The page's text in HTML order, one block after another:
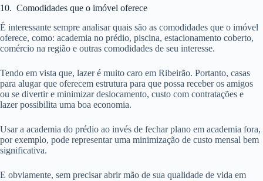
10. Comodidades que o imóvel oferece
É interessante sempre analisar quais são as comodidades que o imóvel
oferece, como: academia no prédio, piscina, estacionamento coberto,
comércio na região e outras comodidades de seu interesse.
Tendo em vista que, lazer é muito caro em Ribeirão. Portanto, casas
para alugar que oferecem estrutura para que possa receber os amigos
ou se divertir e minimizar deslocamento, custo com contratações e
lazer possibilita uma boa economia.
Usar a academia do prédio ao invés de fechar plano em academia fora,
por exemplo, pode representar uma minimização de custo mensal bem
significativa.
E obviamente, sem precisar abrir mão de sua qualidade de vida em